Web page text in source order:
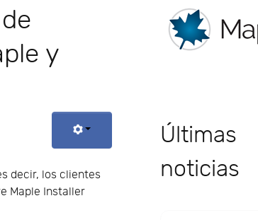
y
decir, los clientes
Maple Installer
Últimas
noticias